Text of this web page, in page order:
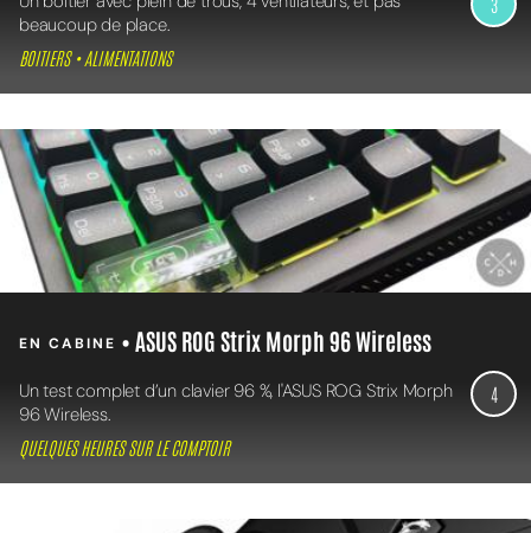
beaucoup de place.
BOITIERS • ALIMENTATIONS
EN CABINE • ASUS ROG Strix Morph 96 Wireless
4
Un test complet d’un clavier 96 %, l'ASUS ROG Strix Morph
96 Wireless.
QUELQUES HEURES SUR LE COMPTOIR